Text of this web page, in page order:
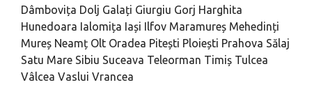
Dâmbovița Dolj Galați Giurgiu Gorj Harghita
Hunedoara Ialomița Iași Ilfov Maramureș Mehedinți
Mureș Neamț Olt Oradea Pitești Ploiești Prahova Sălaj
Satu Mare Sibiu Suceava Teleorman Timiș Tulcea
Vâlcea Vaslui Vrancea